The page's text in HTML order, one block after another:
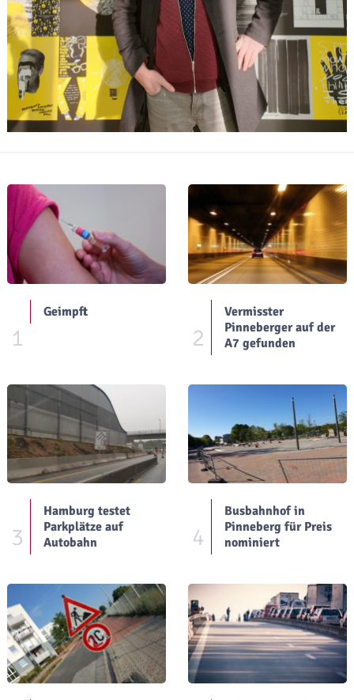
1
Geimpft
2
Vermisster
Pinneberger auf der
A7 gefunden
3
Hamburg testet
Parkplätze auf
Autobahn
4
Busbahnhof in
Pinneberg für Preis
nominiert